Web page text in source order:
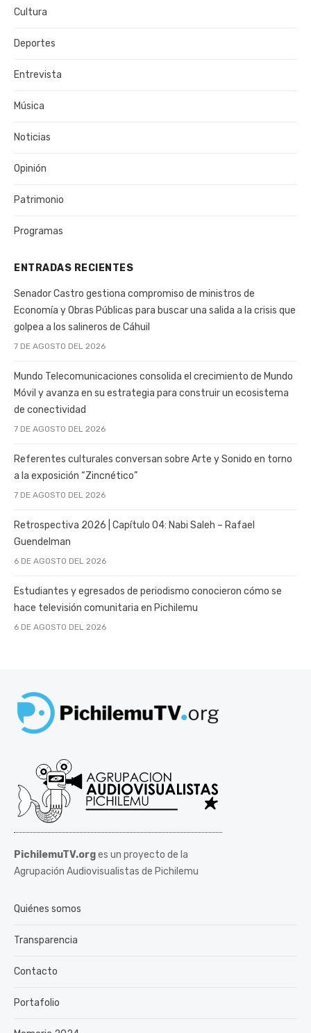
Cultura
Deportes
Entrevista
Música
Noticias
Opinión
Patrimonio
Programas
ENTRADAS RECIENTES
Senador Castro gestiona compromiso de ministros de
Economía y Obras Públicas para buscar una salida a la crisis que
golpea a los salineros de Cáhuil
7 DE AGOSTO DEL 2026
Mundo Telecomunicaciones consolida el crecimiento de Mundo
Móvil y avanza en su estrategia para construir un ecosistema
de conectividad
7 DE AGOSTO DEL 2026
Referentes culturales conversan sobre Arte y Sonido en torno
a la exposición “Zincnético”
7 DE AGOSTO DEL 2026
Retrospectiva 2026 | Capítulo 04: Nabi Saleh – Rafael
Guendelman
6 DE AGOSTO DEL 2026
Estudiantes y egresados de periodismo conocieron cómo se
hace televisión comunitaria en Pichilemu
6 DE AGOSTO DEL 2026
PichilemuTV.orges un proyecto de la
Agrupación Audiovisualistas de Pichilemu
Quiénes somos
Transparencia
Contacto
Portafolio